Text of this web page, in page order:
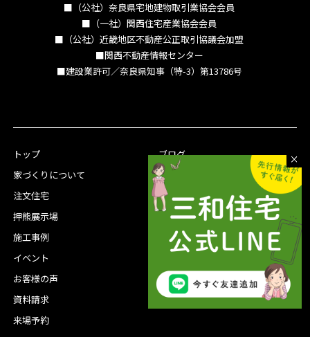
■（公社）奈良県宅地建物取引業協会会員
■（一社）関西住宅産業協会会員
■（公社）近畿地区不動産公正取引協議会加盟
■関西不動産情報センター
■建設業許可／奈良県知事（特-3）第13786号
トップ
家づくりについて
注文住宅
押熊展示場
施工事例
イベント
お客様の声
ブログ
社長プロフィール
スタッフ紹介
会社概要
沿革
資料請求
来場予約